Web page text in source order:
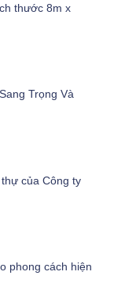
thước 8m x
Trọng Và
của Công ty
phong cách hiện